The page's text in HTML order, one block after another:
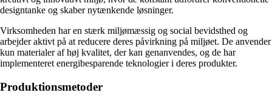
designtanke og skaber nytænkende løsninger.
Virksomheden har en stærk miljømæssig og social bevidsthed og
arbejder aktivt på at reducere deres påvirkning på miljøet. De anvender
kun materialer af høj kvalitet, der kan genanvendes, og de har
implementeret energibesparende teknologier i deres produkter.
Produktionsmetoder